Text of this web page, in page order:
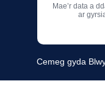
Mae’r data a
ar
Cemeg gyda